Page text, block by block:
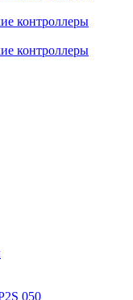
контроллеры
контроллеры
050